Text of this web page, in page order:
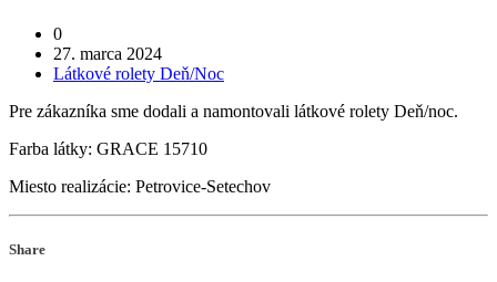
0
27. marca 2024
Látkové rolety Deň/Noc
Pre zákazníka sme dodali a namontovali látkové rolety Deň/noc.
Farba látky: GRACE 15710
Miesto realizácie: Petrovice-Setechov
Share